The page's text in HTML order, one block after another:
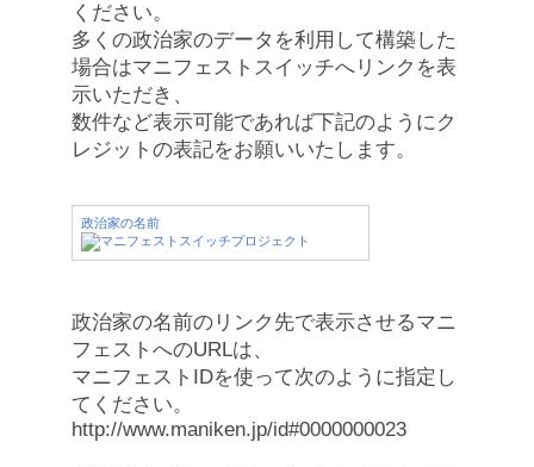
ください。
多くの政治家のデータを利用して構築した
場合はマニフェストスイッチへリンクを表
示いただき、
数件など表示可能であれば下記のようにク
レジットの表記をお願いいたします。
政治家の名前
政治家の名前のリンク先で表示させるマニ
フェストへのURLは、
マニフェストIDを使って次のように指定し
てください。
http://www.maniken.jp/id#0000000023